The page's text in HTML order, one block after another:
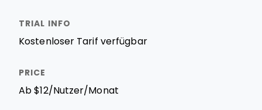
Kostenloser Tarif verfügbar
Ab $12/Nutzer/Monat